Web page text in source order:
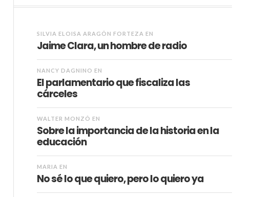
SILVIA ELOISA ARAGÓN FORTEZA EN
Jaime Clara, un hombre de radio
NANCY DAGNINO EN
El parlamentario que fiscaliza las
cárceles
WALTER MONZÓ EN
Sobre la importancia de la historia en la
educación
MARIA EN
No sé lo que quiero, pero lo quiero ya